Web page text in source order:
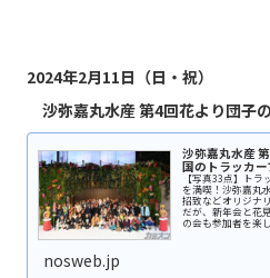
2024年2月11日（日・祝）
沙弥嘉丸水産 第4回花より団子
沙弥嘉丸水産
国のトラッカ
【写真33点】ト
を満喫！沙弥嘉丸
招致などオリジナ
だが、新年会と花
の会も参加者を楽し
nosweb.jp